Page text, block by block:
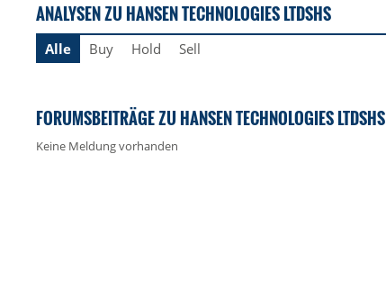
ANALYSEN ZU HANSEN TECHNOLOGIES LTDSHS
Alle Buy Hold Sell
FORUMSBEITRÄGE ZU HANSEN TECHNOLOGIES LTDSHS
Keine Meldung vorhanden